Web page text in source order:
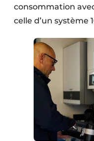
consommation
celle d’un système